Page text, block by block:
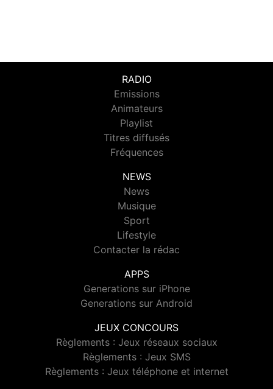
RADIO
Emissions
Animateurs
Playlist
Titres diffusés
Fréquences
NEWS
News
Musique
Sport
Lifestyle
Contacter la rédac
APPS
Generations sur iPhone
Generations sur Android
JEUX CONCOURS
Règlements : Jeux réseaux sociaux
Règlements : Jeux SMS
Règlements : Jeux téléphone et internet